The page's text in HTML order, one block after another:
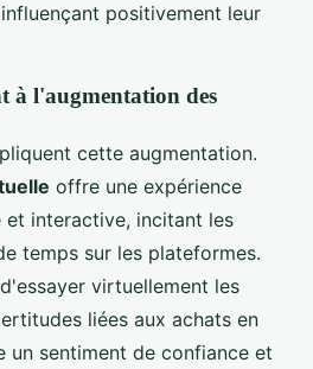
positivement leur
à l'augmentation des
cette augmentation.
offre une expérience
et interactive, incitant les
temps sur les plateformes.
virtuellement les
liées aux achats en
un sentiment de confiance et